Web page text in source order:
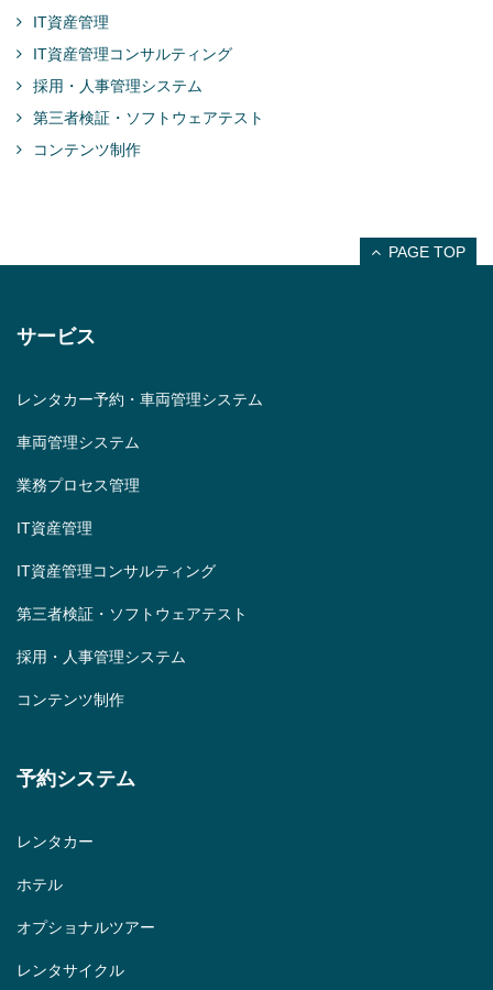
IT資産管理
IT資産管理コンサルティング
採用・人事管理システム
第三者検証・ソフトウェアテスト
コンテンツ制作
PAGE TOP
サービス
レンタカー予約・車両管理システム
車両管理システム
業務プロセス管理
IT資産管理
IT資産管理コンサルティング
第三者検証・ソフトウェアテスト
採用・人事管理システム
コンテンツ制作
予約システム
レンタカー
ホテル
オプショナルツアー
レンタサイクル